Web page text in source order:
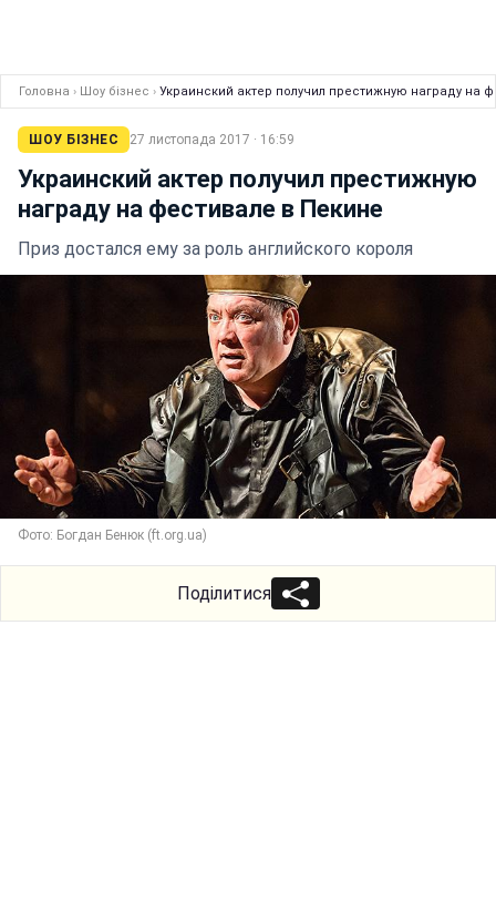
Головна › Шоу бізнес › Украинский актер получил престижную награду на
ШОУ БІЗНЕС 27 листопада 2017 · 16:59
Украинский актер получил престижную
награду на фестивале в Пекине
Приз достался ему за роль английского короля
Фото: Богдан Бенюк (ft.org.ua)
Поділитися